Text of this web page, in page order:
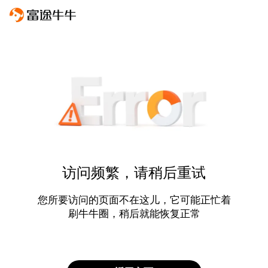
访问频繁，请稍后重试
您所要访问的页面不在这儿，它可能正忙着
刷牛牛圈，稍后就能恢复正常